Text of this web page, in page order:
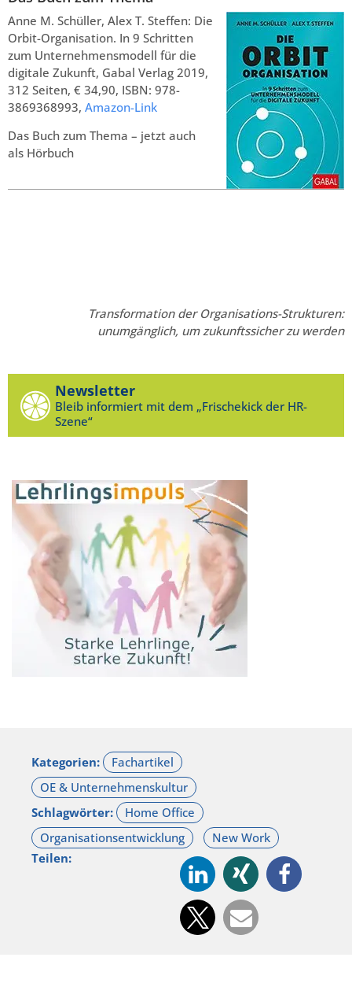
Anne M. Schüller, Alex T. Steffen: Die
Orbit-Organisation. In 9 Schritten
zum Unternehmensmodell für die
digitale Zukunft, Gabal Verlag 2019,
312 Seiten, € 34,90, ISBN: 978-
3869368993, Amazon-Link
Das Buch zum Thema – jetzt auch
als Hörbuch
Transformation der Organisations-Strukturen:
unumgänglich, um zukunftssicher zu werden
Newsletter
Bleib informiert mit dem „Frischekick der HR-
Szene“
Kategorien:
Schlagwörter:
Teilen: